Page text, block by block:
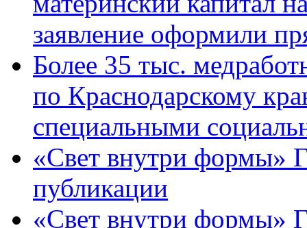
заявление оформили
Более 35 тыс.
по Краснодарскому
специальными
«Свет внутри формы»
публикации
«Свет внутри формы»